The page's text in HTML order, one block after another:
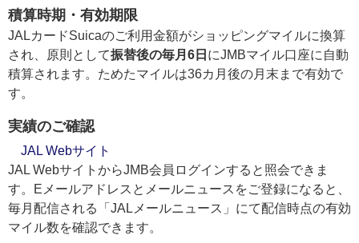
積算時期・有効期限
JALカードSuicaのご利用金額がショッピングマイルに換算
され、原則として振替後の毎月6日 にJMBマイル口座に自動
積算されます。ためたマイルは36カ月後の月末まで有効で
す。
実績のご確認
JAL Webサイト
JAL WebサイトからJMB会員ログインすると照会できま
す。Eメールアドレスとメールニュースをご登録になると、
毎月配信される「JALメールニュース」にて配信時点の有効
マイル数を確認できます。